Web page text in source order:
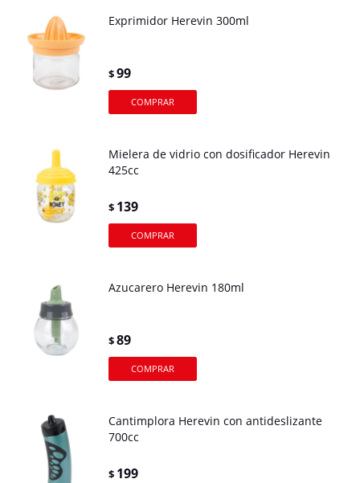
Exprimidor Herevin 300ml
$99
Mielera de vidrio con dosificador Herevin
425cc
$ 139
Azucarero Herevin 180ml
$89
Cantimplora Herevin con antideslizante
700cc
$ 199